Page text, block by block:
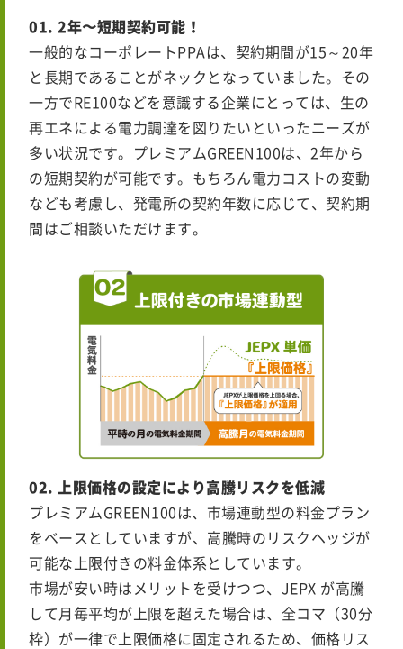
01. 2年〜短期契約可能！
一般的なコーポレートPPAは、契約期間が15～20年
と長期であることがネックとなっていました。その
一方でRE100などを意識する企業にとっては、生の
再エネによる電力調達を図りたいといったニーズが
多い状況です。プレミアムGREEN100は、2年から
の短期契約が可能です。もちろん電力コストの変動
なども考慮し、 発電所の契約年数に応じて、契約期
間はご相談いただけます。
02. 上限価格の設定により高騰リスクを低減
プレミアムGREEN100は、市場連動型の料金プラン
をベースとしていますが、高騰時のリスクヘッジが
可能な上限付きの料金体系としています。
市場が安い時はメリットを受けつつ、JEPX が高騰
して月毎平均が上限を超えた場合は、全コマ（30分
枠）が一律で上限価格に固定されるため、価格リス